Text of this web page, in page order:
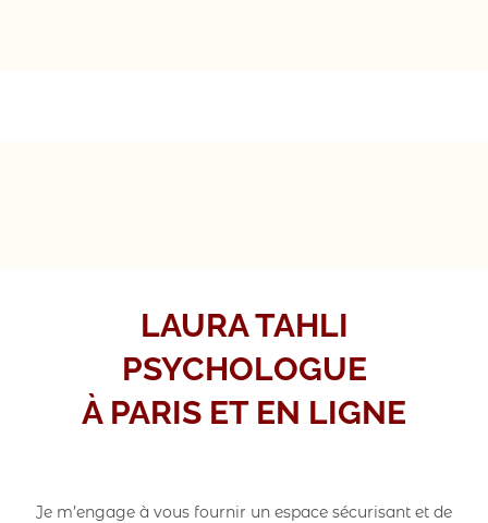
LAURA TAHLI
PSYCHOLOGUE
À PARIS ET EN LIGNE
Je m’engage à vous fournir un espace sécurisant et de